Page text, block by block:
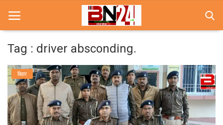
Home
खबरे
खेल
Tag : driver absconding.
बिहार